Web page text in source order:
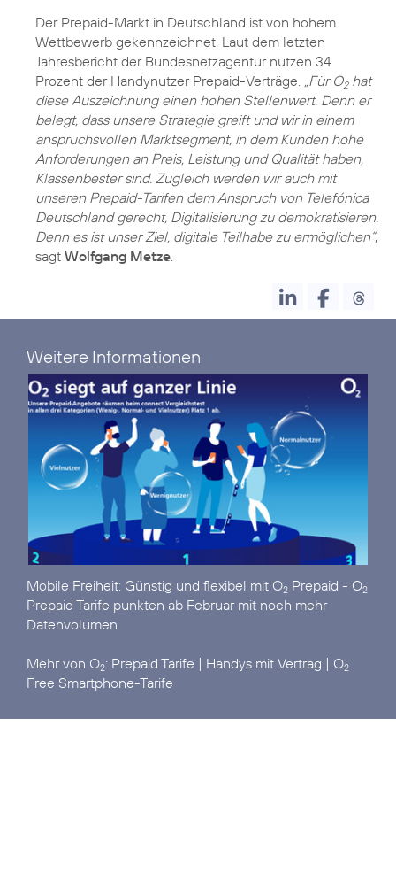
Der Prepaid-Markt in Deutschland ist von hohem
Wettbewerb gekennzeichnet. Laut dem letzten
Jahresbericht der Bundesnetzagentur nutzen 34
Prozent der Handynutzer Prepaid-Verträge.
„Für O2hat
diese Auszeichnung einen hohen Stellenwert. Denn er
belegt, dass unsere Strategie greift und wir in einem
anspruchsvollen Marktsegment, in dem Kunden hohe
Anforderungen an Preis, Leistung und Qualität haben,
Klassenbester sind. Zugleich werden wir auch mit
unseren Prepaid-Tarifen dem Anspruch von Telefónica
Deutschland gerecht, Digitalisierung zu demokratisieren.
Denn es ist unser Ziel, digitale Teilhabe zu ermöglichen“,
sagt Wolfgang Metze
Weitere Informationen
Mobile Freiheit: Günstig und flexibel mit O2 Prepaid - O2
Prepaid Tarife punkten ab Februar mit noch mehr
Datenvolumen
Mehr von O2: Prepaid Tarife | Handys mit Vertrag | O2
Free Smartphone-Tarife